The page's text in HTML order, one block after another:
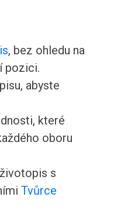
, bez ohledu na
pozici.
abyste
které
oboru
s
Tvůrce